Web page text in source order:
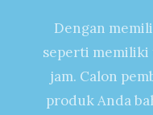
Dengan
seperti memiliki
jam. Calon
produk Anda